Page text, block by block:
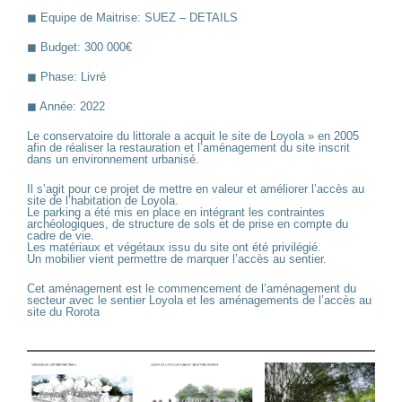
◼︎ Equipe de Maitrise: SUEZ – DETAILS
◼︎ Budget: 300 000€
◼︎ Phase: Livré
◼︎ Année: 2022
Le conservatoire du littorale a acquit le site de Loyola » en 2005
afin de réaliser la restauration et l’aménagement du site inscrit
dans un environnement urbanisé.
Il s’agit pour ce projet de mettre en valeur et améliorer l’accès au
site de l’habitation de Loyola.
Le parking a été mis en place en intégrant les contraintes
archéologiques , de structure de sols et de prise en compte du
cadre de vie.
Les matériaux et végétaux issu du site ont été privilégié.
Un mobilier vient permettre de marquer l’accès au sentier.
Cet aménagement est le commencement de l’aménagement du
secteur avec le sentier L oyola et les aménagements de l’accès au
site du Rorota